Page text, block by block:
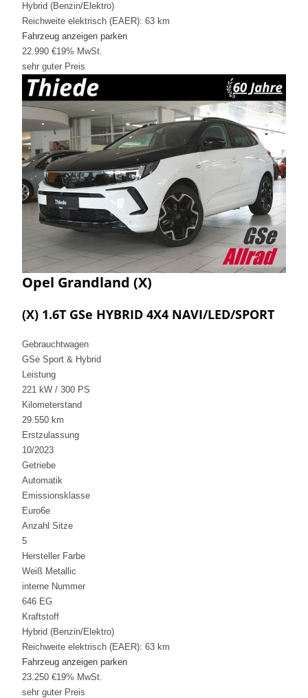
Hybrid (Benzin/Elektro)
Reichweite elektrisch (EAER):63 km
Fahrzeug anzeigen parken
22.990 €19% MwSt.
sehr guter Preis
Opel Grandland (X)
(X) 1.6T GSe HYBRID 4X4 NAVI/LED/SPORT
Gebrauchtwagen
GSe Sport & Hybrid
Leistung
221 kW / 300 PS
Kilometerstand
29.550 km
Erstzulassung
10/2023
Getriebe
Automatik
Emissionsklasse
Euro6e
Anzahl Sitze
5
Hersteller Farbe
Weiß Metallic
interne Nummer
646 EG
Kraftstoff
Hybrid (Benzin/Elektro)
Reichweite elektrisch (EAER):63 km
Fahrzeug anzeigen parken
23.250 €19% MwSt.
sehr guter Preis